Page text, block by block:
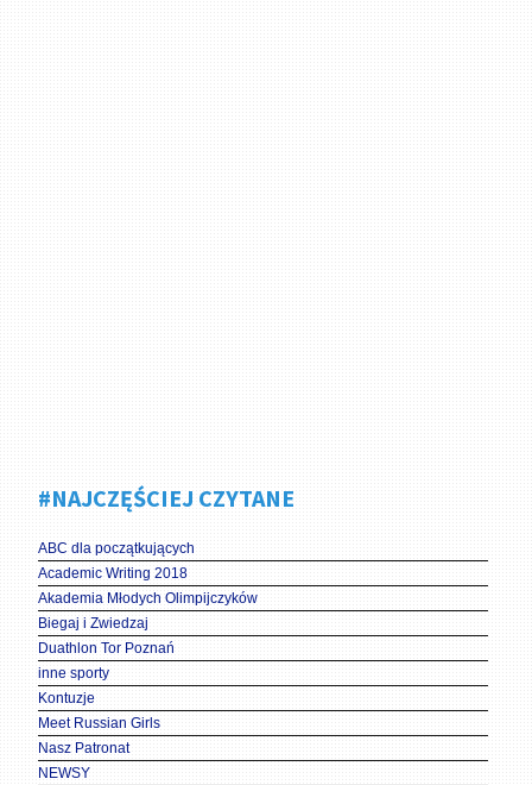
#NAJCZĘŚCIEJ CZYTANE
ABC dla początkujących
Academic Writing 2018
Akademia Młodych Olimpijczyków
Biegaj i Zwiedzaj
Duathlon Tor Poznań
inne sporty
Kontuzje
Meet Russian Girls
Nasz Patronat
NEWSY